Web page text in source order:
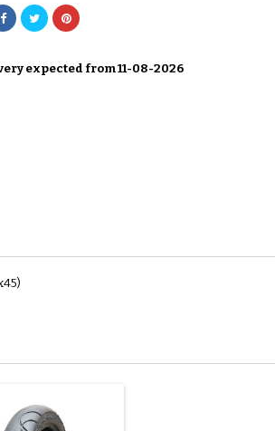
expected from 11-08-2026